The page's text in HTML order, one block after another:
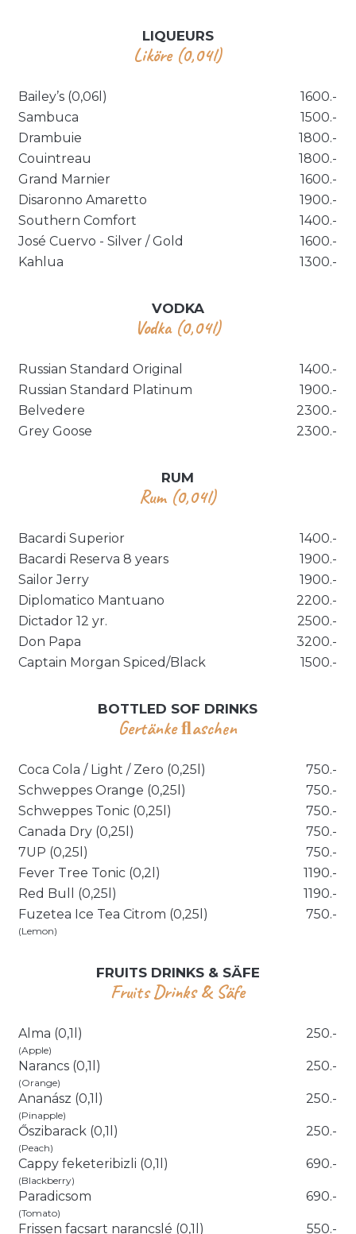
LIQUEURS
Liköre (0,04l)
Bailey’s (0,06l)
1600.-
Sambuca
1500.-
Drambuie
1800.-
Couintreau
1800.-
Grand Marnier
1600.-
Disaronno Amaretto
1900.-
Southern Comfort
1400.-
José Cuervo - Silver / Gold
1600.-
Kahlua
1300.-
VODKA
Vodka (0,04l)
Russian Standard Original
1400.-
Russian Standard Platinum
1900.-
Belvedere
2300.-
Grey Goose
2300.-
RUM
Rum (0,04l)
Bacardi Superior
1400.-
Bacardi Reserva 8 years
1900.-
Sailor Jerry
1900.-
Diplomatico Mantuano
2200.-
Dictador 12 yr.
2500.-
Don Papa
3200.-
Captain Morgan Spiced/Black
1500.-
BOTTLED SOF DRINKS
Gertänke ﬂaschen
Coca Cola / Light / Zero (0,25l)
750.-
Schweppes Orange (0,25l)
750.-
Schweppes Tonic (0,25l)
750.-
Canada Dry (0,25l)
750.-
7UP (0,25l)
750.-
Fever Tree Tonic (0,2l)
1190.-
Red Bull (0,25l)
1190.-
Fuzetea Ice Tea Citrom (0,25l)
(Lemon)
750.-
FRUITS DRINKS & SÄFE
Fruits Drinks & Säfe
Alma (0,1l)
(Apple)
250.-
Narancs (0,1l)
(Orange)
250.-
Ananász (0,1l)
(Pinapple)
250.-
Őszibarack (0,1l)
(Peach)
250.-
Cappy feketeribizli (0,1l)
(Blackberry)
690.-
Paradicsom
(Tomato)
690.-
Frissen facsart narancslé (0,1l) 550.-